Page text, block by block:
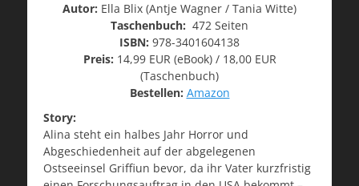
Autor: Ella Blix (Antje Wagner / Tania Witte)
Taschenbuch: 472 Seiten
ISBN: 978-3401604138
Preis: 14,99 EUR (eBook) / 18,00 EUR
(Taschenbuch)
Bestellen: Amazon
Story:
Alina steht ein halbes Jahr Horror und
Abgeschiedenheit auf der abgelegenen
Ostseeinsel Griffiun bevor, da ihr Vater kurzfristig